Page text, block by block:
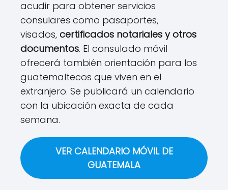
acudir para obtener servicios
consulares como pasaportes,
visados, certificados notariales y otros
documentos. El consulado móvil
ofrecerá también orientación para los
guatemaltecos que viven en el
extranjero. Se publicará un calendario
con la ubicación exacta de cada
semana.
VER CALENDARIO MÓVIL DE
GUATEMALA